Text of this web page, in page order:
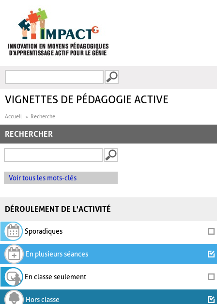
FORMULAIRE DE
VIGNETTES DE PÉDAGOGIE ACTIVE
Accueil Recherche
RECHERCHER
Voir tous les mots-clés
DÉROULEMENT DE L'ACTIVITÉ
Sporadiques
En plusieurs séances
En classe seulement
Hors classe